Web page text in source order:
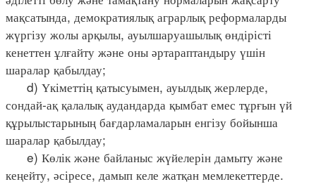
мақсатында, демократиялық аграрлық реформаларды
жүргізу жолы арқылы, ауылшаруашылық өндірісті
кенеттен ұлғайту және оны әртараптандыру үшін
шаралар қабылдау;
d) Үкіметтің қатысуымен, ауылдық жерлерде,
сондай-ақ қалалық аудандарда қымбат емес тұрғын үй
құрылыстарының бағдарламаларын енгізу бойынша
шаралар қабылдау;
e) Көлік және байланыс жүйелерін дамыту және
кеңейту, әсіресе, дамып келе жатқан мемлекеттерде.